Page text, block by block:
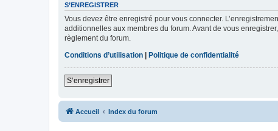
S’ENREGISTRER
Vous devez être enregistré pour vous connecter.
additionnelles aux membres du forum. Avant de vous
règlement du forum.
Conditions d’utilisation
Politique de confidentialité
S’enregistrer
Accueil Index du forum